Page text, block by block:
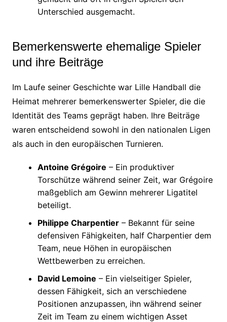
Unterschied ausgemacht.
Bemerkenswerte ehemalige Spieler
und ihre Beiträge
Im Laufe seiner Geschichte war Lille Handball die
Heimat mehrerer bemerkenswerter Spieler, die die
Identität des Teams geprägt haben. Ihre Beiträge
waren entscheidend sowohl in den nationalen Ligen
als auch in den europäischen Turnieren.
Antoine Grégoire – Ein produktiver
Torschütze während seiner Zeit, war Grégoire
maßgeblich am Gewinn mehrerer Ligatitel
beteiligt.
Philippe Charpentier– Bekannt für seine
defensiven Fähigkeiten, half Charpentier dem
Team, neue Höhen in europäischen
Wettbewerben zu erreichen.
David Lemoine – Ein vielseitiger Spieler,
dessen Fähigkeit, sich an verschiedene
Positionen anzupassen, ihn während seiner
Zeit im Team zu einem wichtigen Asset